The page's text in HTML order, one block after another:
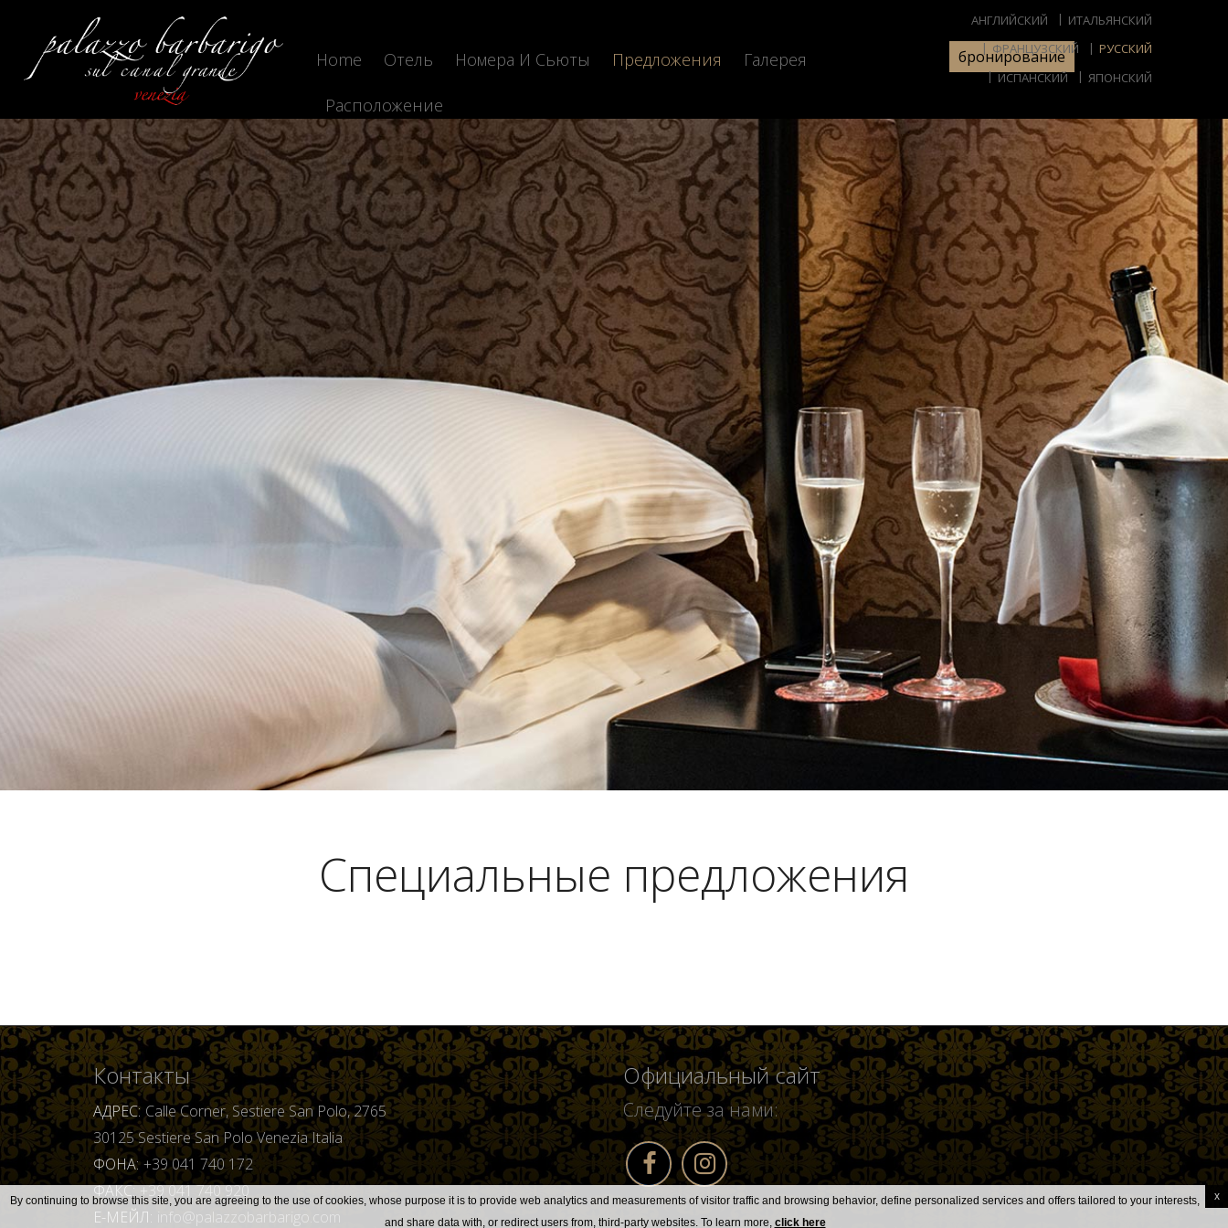
Home Отель Номера И Сьюты Предложения Галерея
Расположение
АНГЛИЙСКИЙ
ИТАЛЬЯНСКИЙ
ФРАНЦУЗСКИЙ
РУССКИЙ
ИСПАНСКИЙ
ЯПОНСКИЙ
бронирование
Специальные предложения
Контакты
АДРЕС Calle Corner, Sestiere San Polo, 2765
30125 Sestiere San Polo Venezia Italia
ФОНА +39 041 740 172
ФАКС +39 041 740 920
Е-МЕЙЛ info@palazzobarbarigo.com
Официальный сайт
Следуйте за нами:
By continuing to browse this site, you are agreeing to the use of cookies, whose purpose it is to provide web analytics and measurements of visitor traffic and browsing behavior, define personalized services and offers tailored to your interests,
and share data with, or redirect users from, third-party websites. To learn more, click here
x